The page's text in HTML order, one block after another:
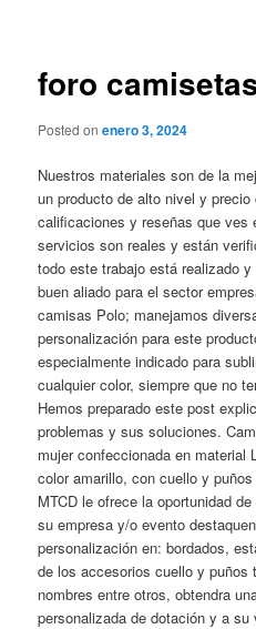
foro
Posted onenero 3, 2024
Nuestros materiales son de la
un producto de alto nivel y
calificaciones y reseñas que ves
servicios son reales y están
todo este trabajo está realizado
buen aliado para el sector
camisas Polo; manejamos
personalización para este
especialmente indicado para
cualquier color, siempre que no
Hemos preparado este post
problemas y sus soluciones.
mujer confeccionada en material
color amarillo, con cuello y
MTCD le ofrece la oportunidad
su empresa y/o evento
personalización en: bordados,
de los accesorios cuello y
nombres entre otros, obtendra
personalizada de dotación y a su